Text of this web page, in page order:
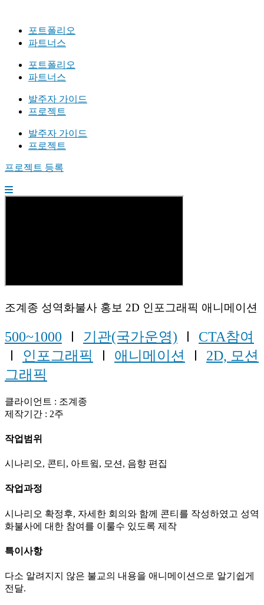
포트폴리오
파트너스
포트폴리오
파트너스
발주자 가이드
프로젝트
발주자 가이드
프로젝트
프로젝트 등록
조계종 성역화불사 홍보 2D 인포그래픽 애니메이션
500~1000 Ⅰ 기관(국가운영) Ⅰ CTA참여
Ⅰ 인포그래픽 Ⅰ 애니메이션 Ⅰ 2D, 모션
그래픽
클라이언트 : 조계종
제작기간 : 2주
작업범위
시나리오, 콘티, 아트윜, 모션, 음향 편집
작업과정
시나리오 확정후, 자세한 회의와 함께 콘티를 작성하였고 성역
화불사에 대한 참여를 이룰수 있도록 제작
특이사항
다소 알려지지 않은 불교의 내용을 애니메이션으로 알기쉽게
전달.